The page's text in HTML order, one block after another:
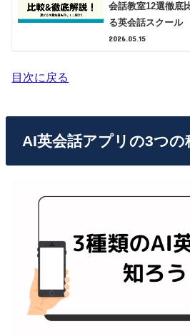
会話教室12選徹底
る英会話スクール
2026.05.15
目次に戻る
AI英会話アプリの3つの